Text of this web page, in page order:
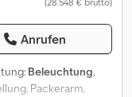
Anrufen
Beleuchtung,
Packerarm,